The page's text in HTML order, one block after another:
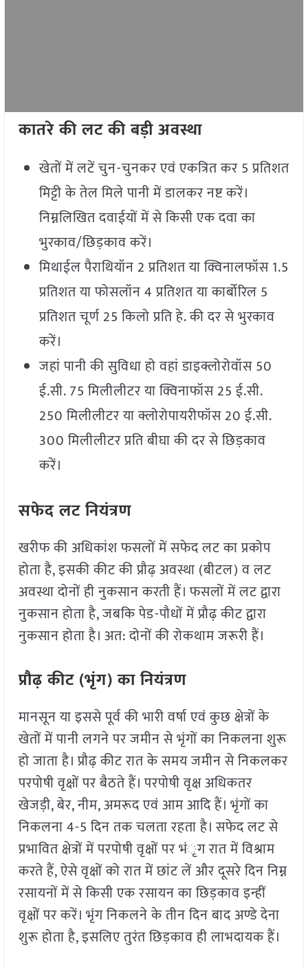
कातरे की लट की बड़ी अवस्था
खेतों में लटें चुन-चुनकर एवं एकत्रित कर 5 प्रतिशत
मिट्टी के तेल मिले पानी में डालकर नष्ट करें।
निम्नलिखित दवाईयों में से किसी एक दवा का
भुरकाव/छिड़काव करें।
मिथाईल पैराथियॉन 2 प्रतिशत या क्विनालफॉस 1.5
प्रतिशत या फोसलॉन 4 प्रतिशत या कार्बोरिल 5
प्रतिशत चूर्ण 25 किलो प्रति हे. की दर से भुरकाव
करें।
जहां पानी की सुविधा हो वहां डाइक्लोरोवॉस 50
ई.सी. 75 मिलीलीटर या क्विनाफॉस 25 ई.सी.
250 मिलीलीटर या क्लोरोपायरीफॉस 20 ई.सी.
300 मिलीलीटर प्रति बीघा की दर से छिड़काव
करें।
सफेद लट नियंत्रण
खरीफ की अधिकांश फसलों में सफेद लट का प्रकोप
होता है, इसकी कीट की प्रौढ़ अवस्था (बीटल) व लट
अवस्था दोनों ही नुकसान करती हैं। फसलों में लट द्वारा
नुकसान होता है, जबकि पेड-पौधों में प्रौढ़ कीट द्वारा
नुकसान होता है। अत: दोनों की रोकथाम जरूरी हैं।
प्रौढ़ कीट (भृंग) का नियंत्रण
मानसून या इससे पूर्व की भारी वर्षा एवं कुछ क्षेत्रों के
खेतों में पानी लगने पर जमीन से भृंगों का निकलना शुरू
हो जाता है। प्रौढ़ कीट रात के समय जमीन से निकलकर
परपोषी वृक्षों पर बैठते हैं। परपोषी वृक्ष अधिकतर
खेजड़ी, बेर, नीम, अमरूद एवं आम आदि हैं। भृंगों का
निकलना 4-5 दिन तक चलता रहता है। सफेद लट से
प्रभावित क्षेत्रों में परपोषी वृक्षों पर भंृग रात में विश्राम
करते हैं, ऐसे वृक्षों को रात में छांट लें और दूसरे दिन निम्न
रसायनों में से किसी एक रसायन का छिड़काव इन्हीं
वृक्षों पर करें। भृंग निकलने के तीन दिन बाद अण्डे देना
शुरू होता है, इसलिए तुरंत छिड़काव ही लाभदायक हैं।